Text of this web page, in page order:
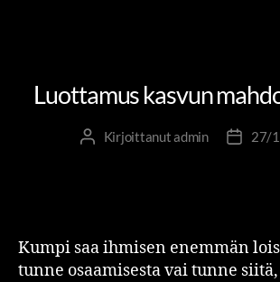
Luottamus kasvun
Kirjoittanutadmin 27/
Kumpi saa ihmisen enemmän
tunne osaamisesta vai tunne